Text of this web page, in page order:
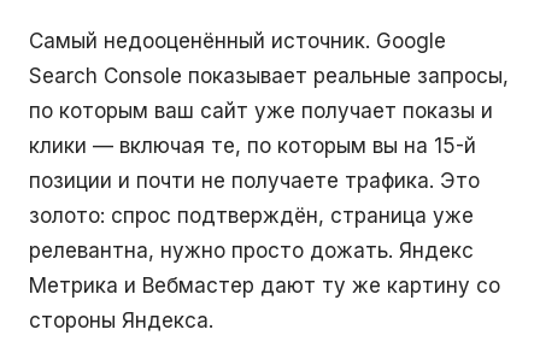
Самый недооценённый источник. Google
Search Console показывает реальные запросы,
по которым ваш сайт уже получает показы и
клики — включая те, по которым вы на 15-й
позиции и почти не получаете трафика. Это
золото: спрос подтверждён, страница уже
релевантна, нужно просто дожать. Яндекс
Метрика и Вебмастер дают ту же картину со
стороны Яндекса.